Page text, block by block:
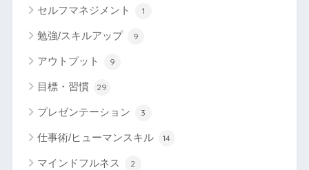
セルフマネジメント 1
勉強/スキルアップ 9
アウトプット 9
目標・習慣 29
プレゼンテーション 3
仕事術/ヒューマンスキル 14
マインドフルネス 2